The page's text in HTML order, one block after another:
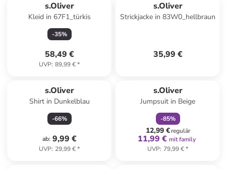
s.Oliver
Kleid in 67F1_türkis
-35%
58,49 €
UVP: 89,99 €*
s.Oliver
Strickjacke in 83W0_hellbraun
35,99 €
s.Oliver
Shirt in Dunkelblau
-66%
ab: 9,99 €
UVP: 29,99 €*
s.Oliver
Jumpsuit in Beige
-85%
12,99 €regulär
11,99 € mit family
UVP: 79,99 €*